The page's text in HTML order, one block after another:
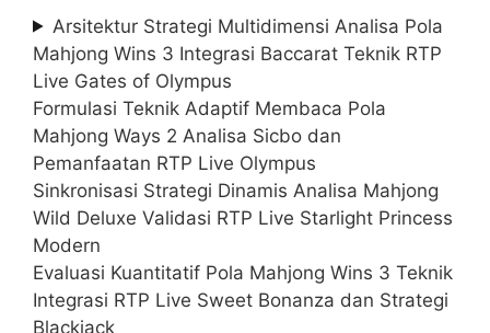
Arsitektur Strategi Multidimensi Analisa Pola
Mahjong Wins 3 Integrasi Baccarat Teknik RTP
Live Gates of Olympus
Formulasi Teknik Adaptif Membaca Pola
Mahjong Ways 2 Analisa Sicbo dan
Pemanfaatan RTP Live Olympus
Sinkronisasi Strategi Dinamis Analisa Mahjong
Wild Deluxe Validasi RTP Live Starlight Princess
Modern
Evaluasi Kuantitatif Pola Mahjong Wins 3 Teknik
Integrasi RTP Live Sweet Bonanza dan Strategi
Blackjack